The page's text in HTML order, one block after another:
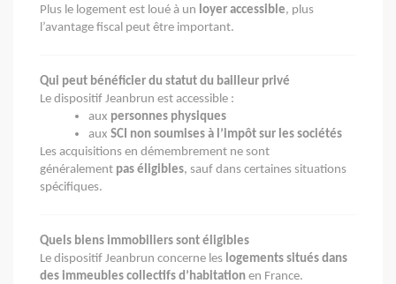
Plus le logement est loué à un loyer accessible, plus
l’avantage fiscal peut être important.
Qui peut bénéficier du statut du bailleur privé
Le dispositif Jeanbrun est accessible :
aux personnes physiques
aux SCI non soumises à l’impôt sur les sociétés
Les acquisitions en démembrement ne sont
généralement pas éligibles, sauf dans certaines situations
spécifiques.
Quels biens immobiliers sont éligibles
Le dispositif Jeanbrun concerne les logements situés dans
des immeubles collectifs d’habitation en France.